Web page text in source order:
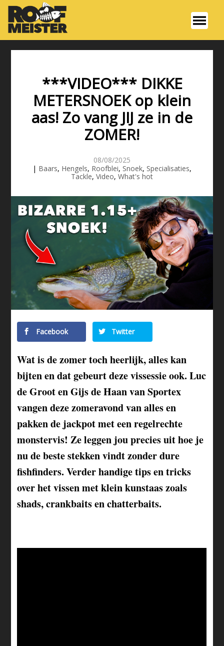
***VIDEO*** DIKKE
METERSNOEK op klein
aas! Zo vang JIJ ze in de
ZOMER!
08/08/2025
| Baars, Hengels, Roofblei, Snoek, Specialisaties,
Tackle, Video, What's hot
Facebook Twitter
Wat is de zomer toch heerlijk, alles kan
bijten en dat gebeurt deze vissessie ook. Luc
de Groot en Gijs de Haan van Sportex
vangen deze zomeravond van alles en
pakken de jackpot met een regelrechte
monstervis! Ze leggen jou precies uit hoe je
nu de beste stekken vindt zonder dure
fishfinders. Verder handige tips en tricks
over het vissen met klein kunstaas zoals
shads, crankbaits en chatterbaits.